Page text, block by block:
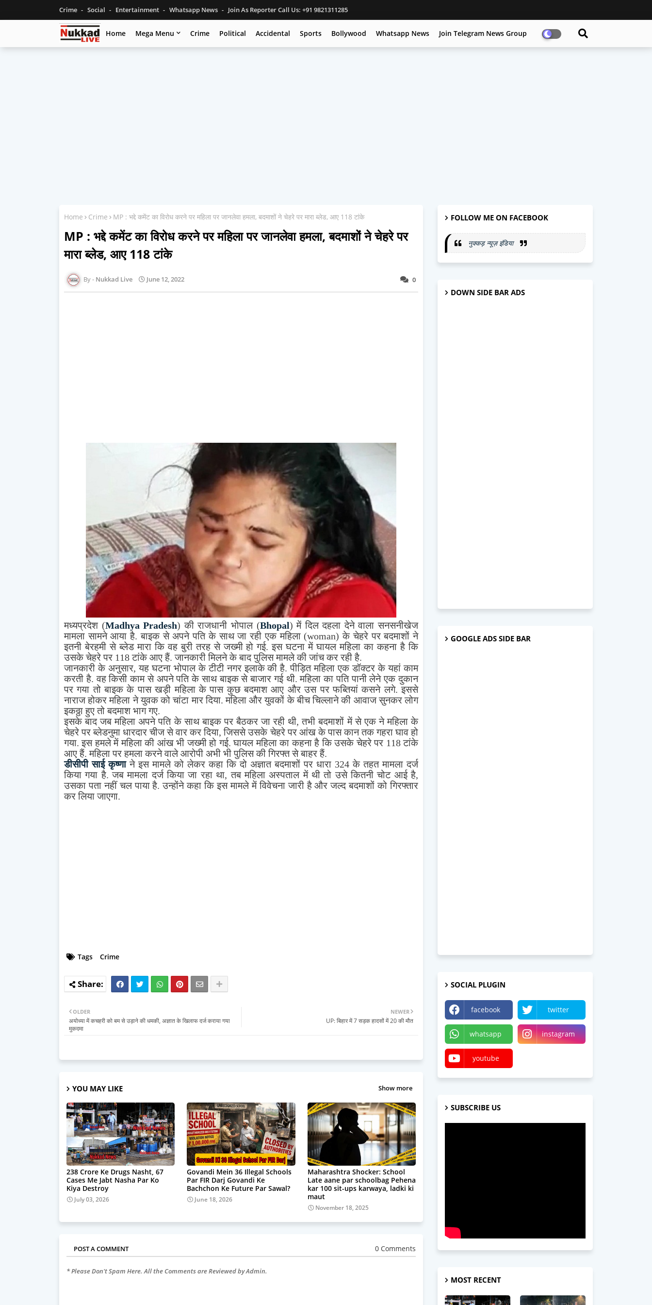
Crime Social Entertainment Whatsapp News Join As Reporter Call Us: +91 9821311285
Home Mega Menu Crime Political Accidental Sports Bollywood Whatsapp News Join Telegram News Group
Home Crime MP : भद्दे कमेंट का विरोध करने पर महिला पर जानलेवा हमला, बदमाशों ने चेहरे पर मारा ब्लेड, आए 118 टांके
MP : भद्दे कमेंट का विरोध करने पर महिला पर जानलेवा हमला, बदमाशों ने चेहरे पर
मारा ब्लेड, आए 118 टांके
0
Nukkad Live June 12, 2022
मध्यप्रदेश (Madhya Pradesh) की राजधानी भोपाल (Bhopal) में दिल दहला देने वाला सनसनीखेज
मामला सामने आया है. बाइक से अपने पति के साथ जा रही एक महिला (woman) के चेहरे पर बदमाशों ने
इतनी बेरहमी से ब्लेड मारा कि वह बुरी तरह से जख्मी हो गई. इस घटना में घायल महिला का कहना है कि
उसके चेहरे पर 118 टांके आए हैं. जानकारी मिलने के बाद पुलिस मामले की जांच कर रही है.
जानकारी के अनुसार, यह घटना भोपाल के टीटी नगर इलाके की है. पीड़ित महिला एक डॉक्टर के यहां काम
करती है. वह किसी काम से अपने पति के साथ बाइक से बाजार गई थी. महिला का पति पानी लेने एक दुकान
पर गया तो बाइक के पास खड़ी महिला के पास कुछ बदमाश आए और उस पर फब्तियां कसने लगे. इससे
नाराज होकर महिला ने युवक को चांटा मार दिया. महिला और युवकों के बीच चिल्लाने की आवाज सुनकर लोग
इकठ्ठा हुए तो बदमाश भाग गए.
इसके बाद जब महिला अपने पति के साथ बाइक पर बैठकर जा रही थी, तभी बदमाशों में से एक ने महिला के
चेहरे पर ब्लेडनुमा धारदार चीज से वार कर दिया, जिससे उसके चेहरे पर आंख के पास कान तक गहरा घाव हो
गया. इस हमले में महिला की आंख भी जख्मी हो गई. घायल महिला का कहना है कि उसके चेहरे पर 118 टांके
आए हैं. महिला पर हमला करने वाले आरोपी अभी भी पुलिस की गिरफ्त से बाहर हैं.
डीसीपी साई कृष्णाने इस मामले को लेकर कहा कि दो अज्ञात बदमाशों पर धारा 324 के तहत मामला दर्ज
किया गया है. जब मामला दर्ज किया जा रहा था, तब महिला अस्पताल में थी तो उसे कितनी चोट आई है,
उसका पता नहीं चल पाया है. उन्होंने कहा कि इस मामले में विवेचना जारी है और जल्द बदमाशों को गिरफ्तार
कर लिया जाएगा.
Tags Crime
NEWER
UP: बिहार में 7 सड़क हादसों में 20 की मौत
OLDER
अयोध्या में कचहरी को बम से उड़ाने की धमकी, अज्ञात के खिलाफ दर्ज कराया गया
मुकदमा
YOU MAY LIKE Show more
238 Crore Ke Drugs Nasht, 67
Cases Me Jabt Nasha Par Ko
Kiya Destroy
July 03, 2026
Govandi Mein 36 Illegal Schools
Par FIR Darj Govandi Ke
Bachchon Ke Future Par Sawal?
June 18, 2026
Maharashtra Shocker: School
Late aane par schoolbag Pehena
kar 100 sit-ups karwaya, ladki ki
maut
November 18, 2025
POST A COMMENT 0 Comments
* Please Don't Spam Here. All the Comments are Reviewed by Admin.
FOLLOW ME ON FACEBOOK
नुक्कड़ न्यूज़ इंडिया
DOWN SIDE BAR ADS
GOOGLE ADS SIDE BAR
SOCIAL PLUGIN
facebook twitter
whatsapp instagram
youtube
SUBSCRIBE US
MOST RECENT